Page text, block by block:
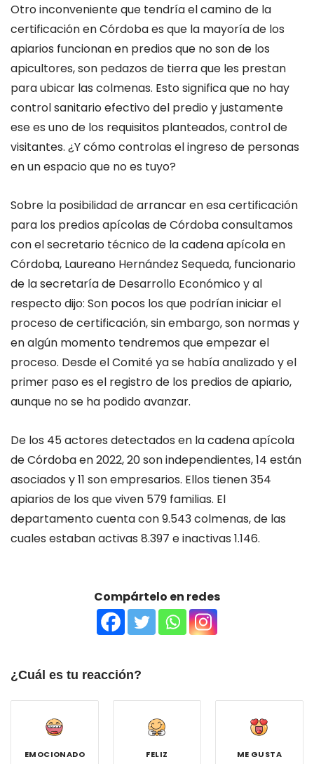
Otro inconveniente que tendría el camino de la
certificación en Córdoba es que la mayoría de los
apiarios funcionan en predios que no son de los
apicultores, son pedazos de tierra que les prestan
para ubicar las colmenas. Esto significa que no hay
control sanitario efectivo del predio y justamente
ese es uno de los requisitos planteados, control de
visitantes. ¿Y cómo controlas el ingreso de personas
en un espacio que no es tuyo?
Sobre la posibilidad de arrancar en esa certificación
para los predios apícolas de Córdoba consultamos
con el secretario técnico de la cadena apícola en
Córdoba, Laureano Hernández Sequeda, funcionario
de la secretaría de Desarrollo Económico y al
respecto dijo: Son pocos los que podrían iniciar el
proceso de certificación, sin embargo, son normas y
en algún momento tendremos que empezar el
proceso. Desde el Comité ya se había analizado y el
primer paso es el registro de los predios de apiario,
aunque no se ha podido avanzar.
De los 45 actores detectados en la cadena apícola
de Córdoba en 2022, 20 son independientes, 14 están
asociados y 11 son empresarios. Ellos tienen 354
apiarios de los que viven 579 familias. El
departamento cuenta con 9.543 colmenas, de las
cuales estaban activas 8.397 e inactivas 1.146.
Compártelo en redes
¿Cuál es tu reacción?
EMOCIONADO FELIZ ME GUSTA